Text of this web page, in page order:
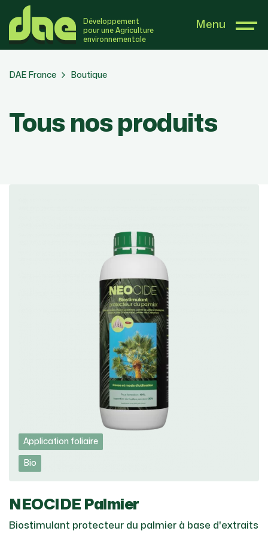
Développement
pour une Agriculture
environnementale
Menu
DAE France Boutique
Tous nos produits
Application foliaire
Bio
NEOCIDE Palmier
Biostimulant protecteur du palmier à base d'extraits